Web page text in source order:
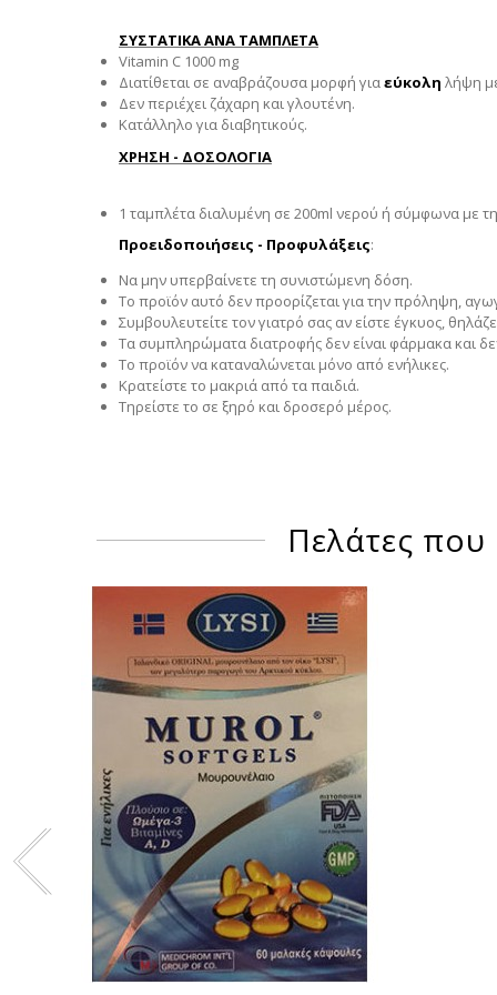
ΣΥΣΤΑΤΙΚΑ ΑΝΑ ΤΑΜΠΛΕΤΑ
Vitamin C 1000 mg
Διατίθεται σε αναβράζουσα μορφή γιαεύκολη λήψη
Δεν περιέχει ζάχαρη και γλουτένη.
Κατάλληλο για διαβητικούς.
ΧΡΗΣΗ - ΔΟΣΟΛΟΓΙΑ
1 ταμπλέτα διαλυμένη σε 200ml νερού ή σύμφωνα με
Προειδοποιήσεις - Προφυλάξεις:
Να μην υπερβαίνετε τη συνιστώμενη δόση.
Το προϊόν αυτό δεν προορίζεται για την πρόληψη,
Συμβουλευτείτε τον γιατρό σας αν είστε έγκυος,
Τα συμπληρώματα διατροφής δεν είναι φάρμακα και
Το προϊόν να καταναλώνεται μόνο από ενήλικες.
Κρατείστε το μακριά από τα παιδιά.
Τηρείστε το σε ξηρό και δροσερό μέρος.
Πελάτες